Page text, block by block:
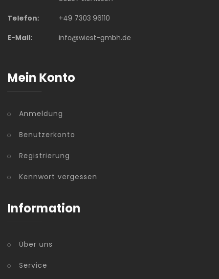
Telefon:
+49 7303 96110
E-Mail:
info@wiest-gmbh.de
Mein Konto
Anmeldung
Benutzerkonto
Registrierung
Kennwort vergessen
Information
Über uns
Service